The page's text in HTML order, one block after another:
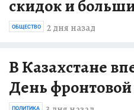
скидок и
2 дня назад
ОБЩЕСТВО
В Казахстане
День
ПОЛИТИКА